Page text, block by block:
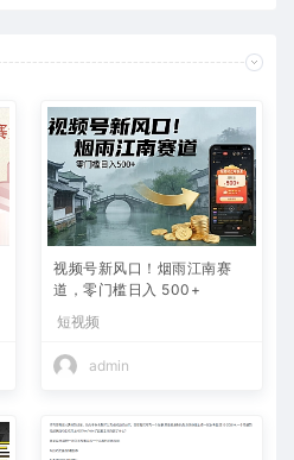
视频号新风口！烟雨江南赛
道，零门槛日入 500+
短视频
admin